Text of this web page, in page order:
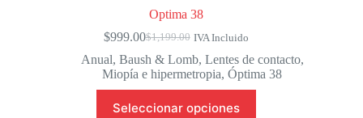
Optima 38
$1,199.00
El
precio
original
era:
$1,199.00.
$999.00El
precio
actual
es:
$999.00.
IVA Incluido
Anual, Baush & Lomb, Lentes de contacto,
Miopía e hipermetropia,Óptima 38
Seleccionar opciones
producto